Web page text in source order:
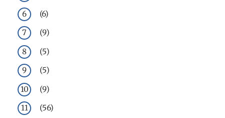
(6)
(9)
(5)
(5)
(9)
(56)